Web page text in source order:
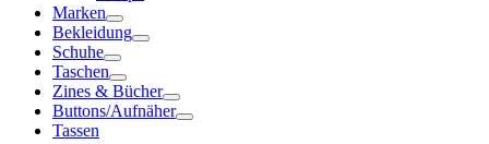
Marken
Bekleidung
Schuhe
Taschen
Zines & Bücher
Buttons/Aufnäher
Tassen